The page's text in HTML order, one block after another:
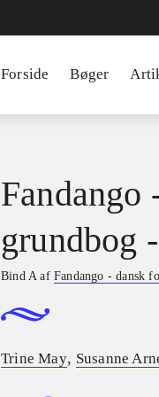
Forside Bøger
Fandango
grundbog
Bind A afFandango - dansk
Trine May, Susanne